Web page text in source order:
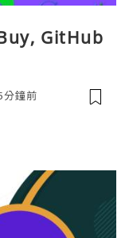
GitHub
分鐘前